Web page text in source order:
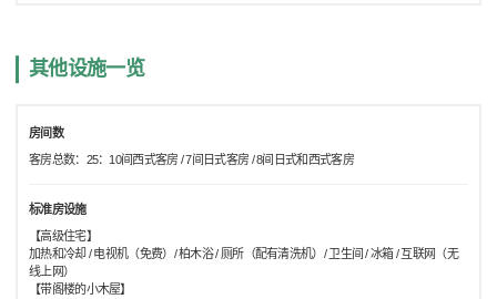
其他设施一览
房间数
客房总数：25：10间西式客房 / 7间日式客房 / 8间日式和西式客房
标准房设施
【高级住宅】
加热和冷却 / 电视机（免费）/ 柏木浴 / 厕所（配有清洗机）/ 卫生间 / 冰箱 / 互联网（无
线上网）
【带阁楼的小木屋】